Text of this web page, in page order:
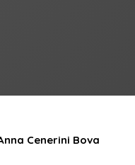
Cenerini Bova